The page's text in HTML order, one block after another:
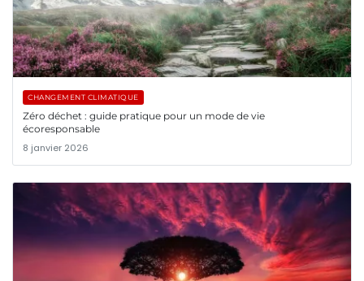
CHANGEMENT CLIMATIQUE
Zéro déchet : guide pratique pour un mode de vie
écoresponsable
8 janvier 2026